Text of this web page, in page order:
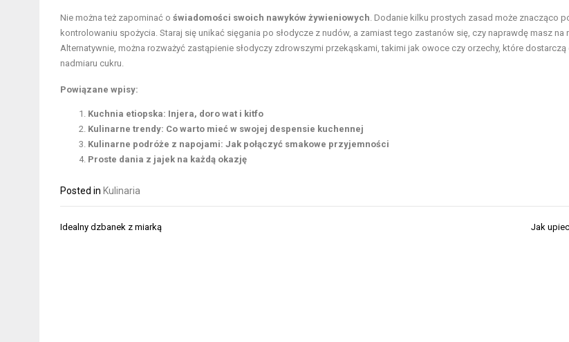
Nie można też zapominać o świadomości swoich nawyków żywieniowych . Dodanie kilku prostych zasad może znacząco
kontrolowaniu spożycia. Staraj się unikać sięgania po słodycze z nudów, a zamiast tego zastanów się, czy naprawdę masz na
Alternatywnie, można rozważyć zastąpienie słodyczy zdrowszymi przekąskami, takimi jak owoce czy orzechy, które dostarczą
nadmiaru cukru.
Powiązane wpisy:
Kuchnia etiopska: Injera, doro wat i kitfo
Kulinarne trendy: Co warto mieć w swojej despensie kuchennej
Kulinarne podróże z napojami: Jak połączyć smakowe przyjemności
Proste dania z jajek na każdą okazję
Posted in Kulinaria
Nawigacja
Idealny dzbanek z miarką Jak